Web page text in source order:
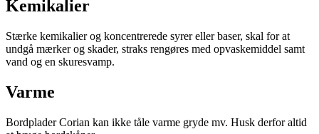
Kemikalier
Stærke kemikalier og koncentrerede syrer eller baser, skal for at
undgå mærker og skader, straks rengøres med opvaskemiddel samt
vand og en skuresvamp.
Varme
Bordplader Corian kan ikke tåle varme gryde mv. Husk derfor altid